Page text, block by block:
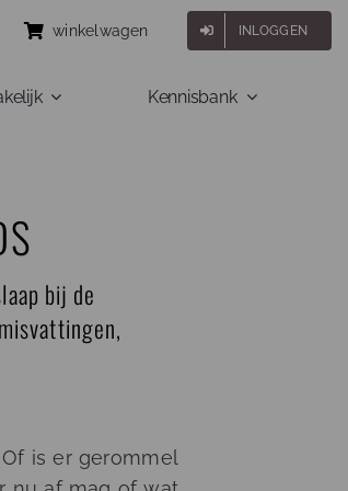
winkelwagen INLOGGEN
Kennisbank
bij de
is er gerommel